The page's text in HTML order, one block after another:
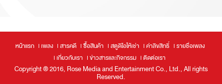
หน้าแรก เพลง สารคดี ซื้อสินค้า สตูดิโอให้เช่า ค่าลิขสิทธิ์
รายชื่อเพลง
เกี่ยวกับเรา
ข่าวสารและกิจกรรม ติดต่อเรา
Copyright ® 2016, Rose Media and Entertainment Co., Ltd., All rights
Reserved.